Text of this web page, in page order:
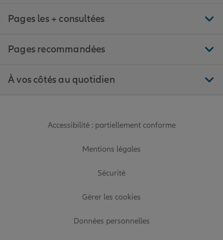
Pages les + consultées
Pages recommandées
À vos côtés au quotidien
Accessibilité : partiellement conforme
Mentions légales
Sécurité
Gérer les cookies
Données personnelles